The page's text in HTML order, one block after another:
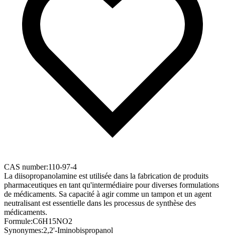
CAS number:110-97-4
La diisopropanolamine est utilisée dans la fabrication de produits
pharmaceutiques en tant qu'intermédiaire pour diverses formulations
de médicaments. Sa capacité à agir comme un tampon et un agent
neutralisant est essentielle dans les processus de synthèse des
médicaments.
Formule:C6H15NO2
Synonymes:2,2'-Iminobispropanol